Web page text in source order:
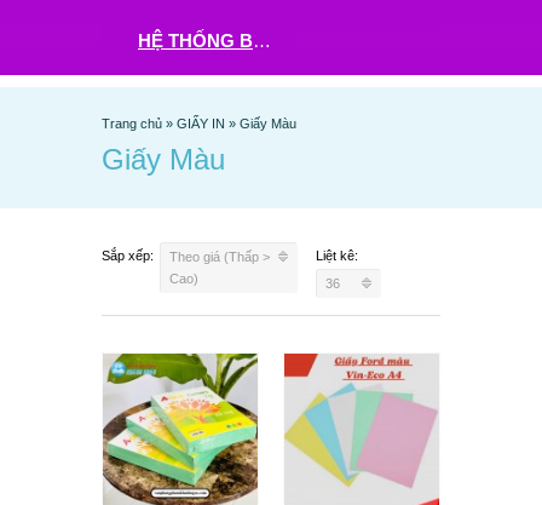
HỆ THỐNG BHX - TGDĐ ĐẶT HÀNG TẠI ĐÂY
Trang chủ » GIẤY IN » Giấy Màu
Giấy Màu
Sắp xếp:
Theo giá (Thấp >
Cao)
Liệt kê:
36